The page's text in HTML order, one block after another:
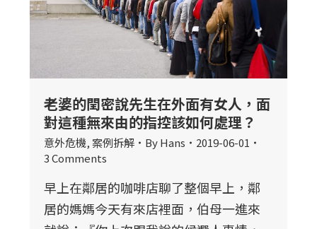
老婆的閏密說先生在外面有女人，面
對這種無來由的指控該如何處理？
意外危機,案例拆解 ByHans
2019-06-01
3 Comments
早上在鄰居的咖啡店聊了整個早上，鄰
居的媽媽今天有來店裡面，伯母一進來